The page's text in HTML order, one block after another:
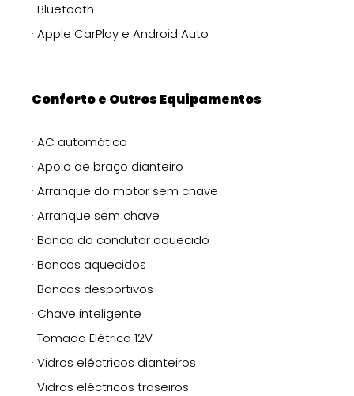
· Bluetooth
· Apple CarPlay e Android Auto
Conforto e Outros Equipamentos
· AC automático
· Apoio de braço dianteiro
· Arranque do motor sem chave
· Arranque sem chave
· Banco do condutor aquecido
· Bancos aquecidos
· Bancos desportivos
· Chave inteligente
· Tomada Elétrica 12V
· Vidros eléctricos dianteiros
· Vidros eléctricos traseiros